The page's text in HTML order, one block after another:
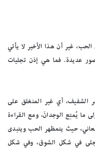
غير أن هذا الأخير لا يأتي
عديدة. فما هي إذن تجليات
الشفيف، أي غير المنغلق على
ما يُمتِع الوجدانَ، ومع القراءة
حيث يتمظهر الحب ويتبدى
في شكل الشوق، وفي شكل